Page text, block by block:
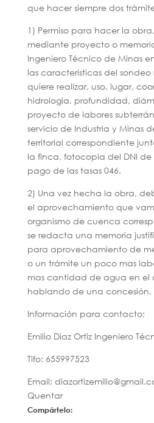
que hacer siempre dos
1) Permiso para hacer la
mediante proyecto o
Ingeniero Técnico de Minas
las características del
quiere realizar, uso, lugar,
hidrologia, profundidad,
proyecto de labores
servicio de Industria y Minas
territorial correspondiente
la finca, fotocopia del DNI de
pago de las tasas 046.
2) Una vez hecha la obra,
el aprovechamiento que
organismo de cuenca
se redacta una memoria
para aprovechamiento de
o un trámite un poco mas
mas cantidad de agua en el
hablando de una concesión.
Información para contacto:
Emilio Díaz Ortiz Ingeniero
Tlfo: 655997523
Email:
Quentar
Compártelo: